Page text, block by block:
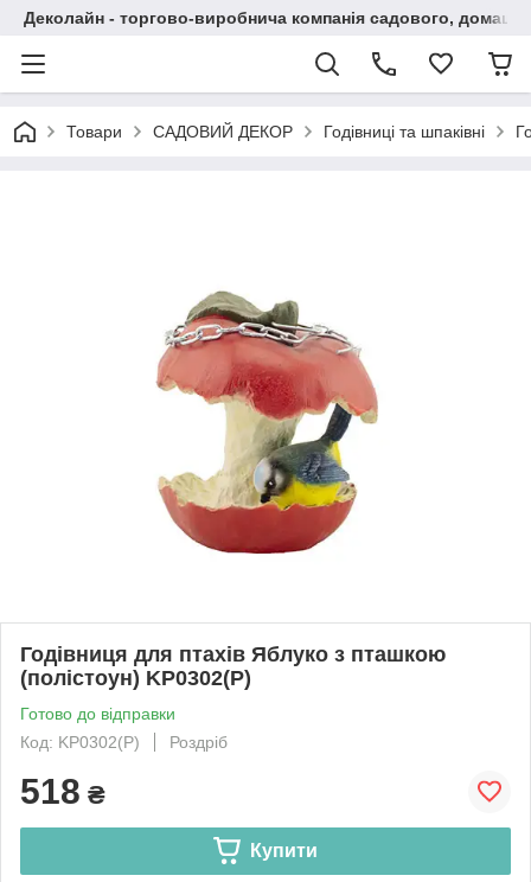
Деколайн - торгово-виробнича компанія садового,
Товари САДОВИЙ ДЕКОР Годівниці та шпаківні
Годівниця для птахів Яблуко з пташкою
(полістоун) KP0302(P)
Готово до відправки
Код: KP0302(P)
Роздріб
518 ₴
Купити